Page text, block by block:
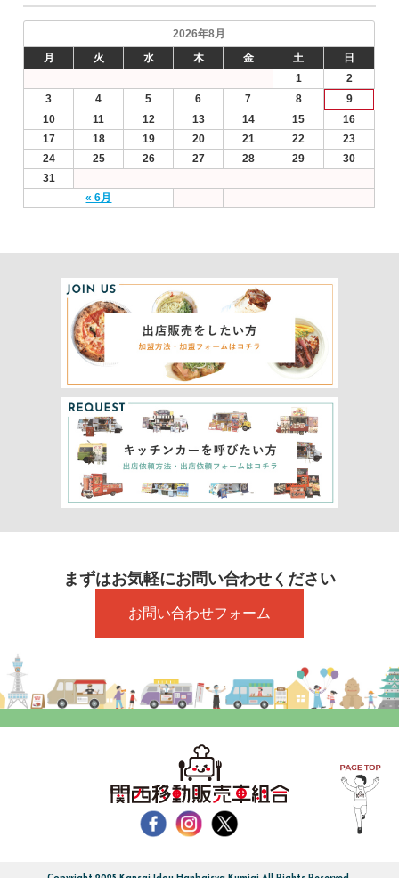
2026年8月
月
火 水 木 金 土 日
« 6月
1
2
3
4 5 6 7 8
9
10
11 12 13 14 15
16
17
18 19 20 21 22
23
24
25 26 27 28 29
30
31
まずはお気軽にお問い合わせください
お問い合わせフォーム